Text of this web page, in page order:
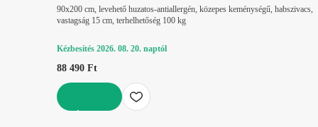
90x200 cm, levehető huzatos-antiallergén, közepes keménységű, habszivacs,
vastagság 15 cm, terhelhetőség 100 kg
Kézbesítés 2026. 08. 20. naptól
88 490 Ft